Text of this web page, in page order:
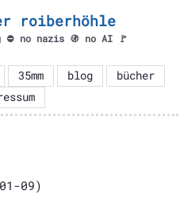
roiberhöhle
no nazis 🚯 no AI 🚩
35mm blog
bücher
09)